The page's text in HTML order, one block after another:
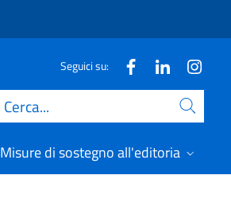
Seguici su:
Cerca
Misure di sostegno all'editoria